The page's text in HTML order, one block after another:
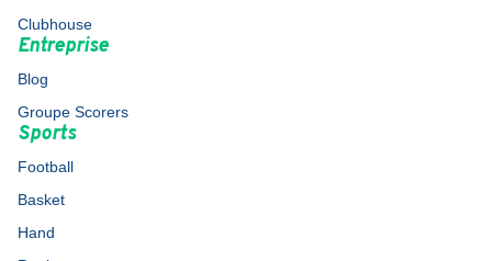
Clubhouse
Entreprise
Blog
Groupe Scorers
Sports
Football
Basket
Hand